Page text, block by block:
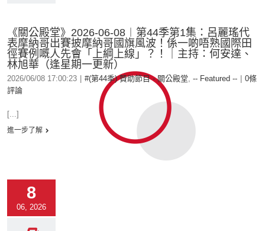
《關公殿堂》2026-06-08︱第44季第1集：呂麗瑤代
表摩納哥出賽披摩納哥國旗風波！係一啲唔熟國際田
徑賽例嘅人先會「上綱上線」？！｜主持：何安達、
林旭華（逢星期一更新）
2026/06/08 17:00:23 #(第44季) 贊助節目 - 關公殿堂, -- Featured --
0條
評論
[...]
進一步了解
8
06, 2026